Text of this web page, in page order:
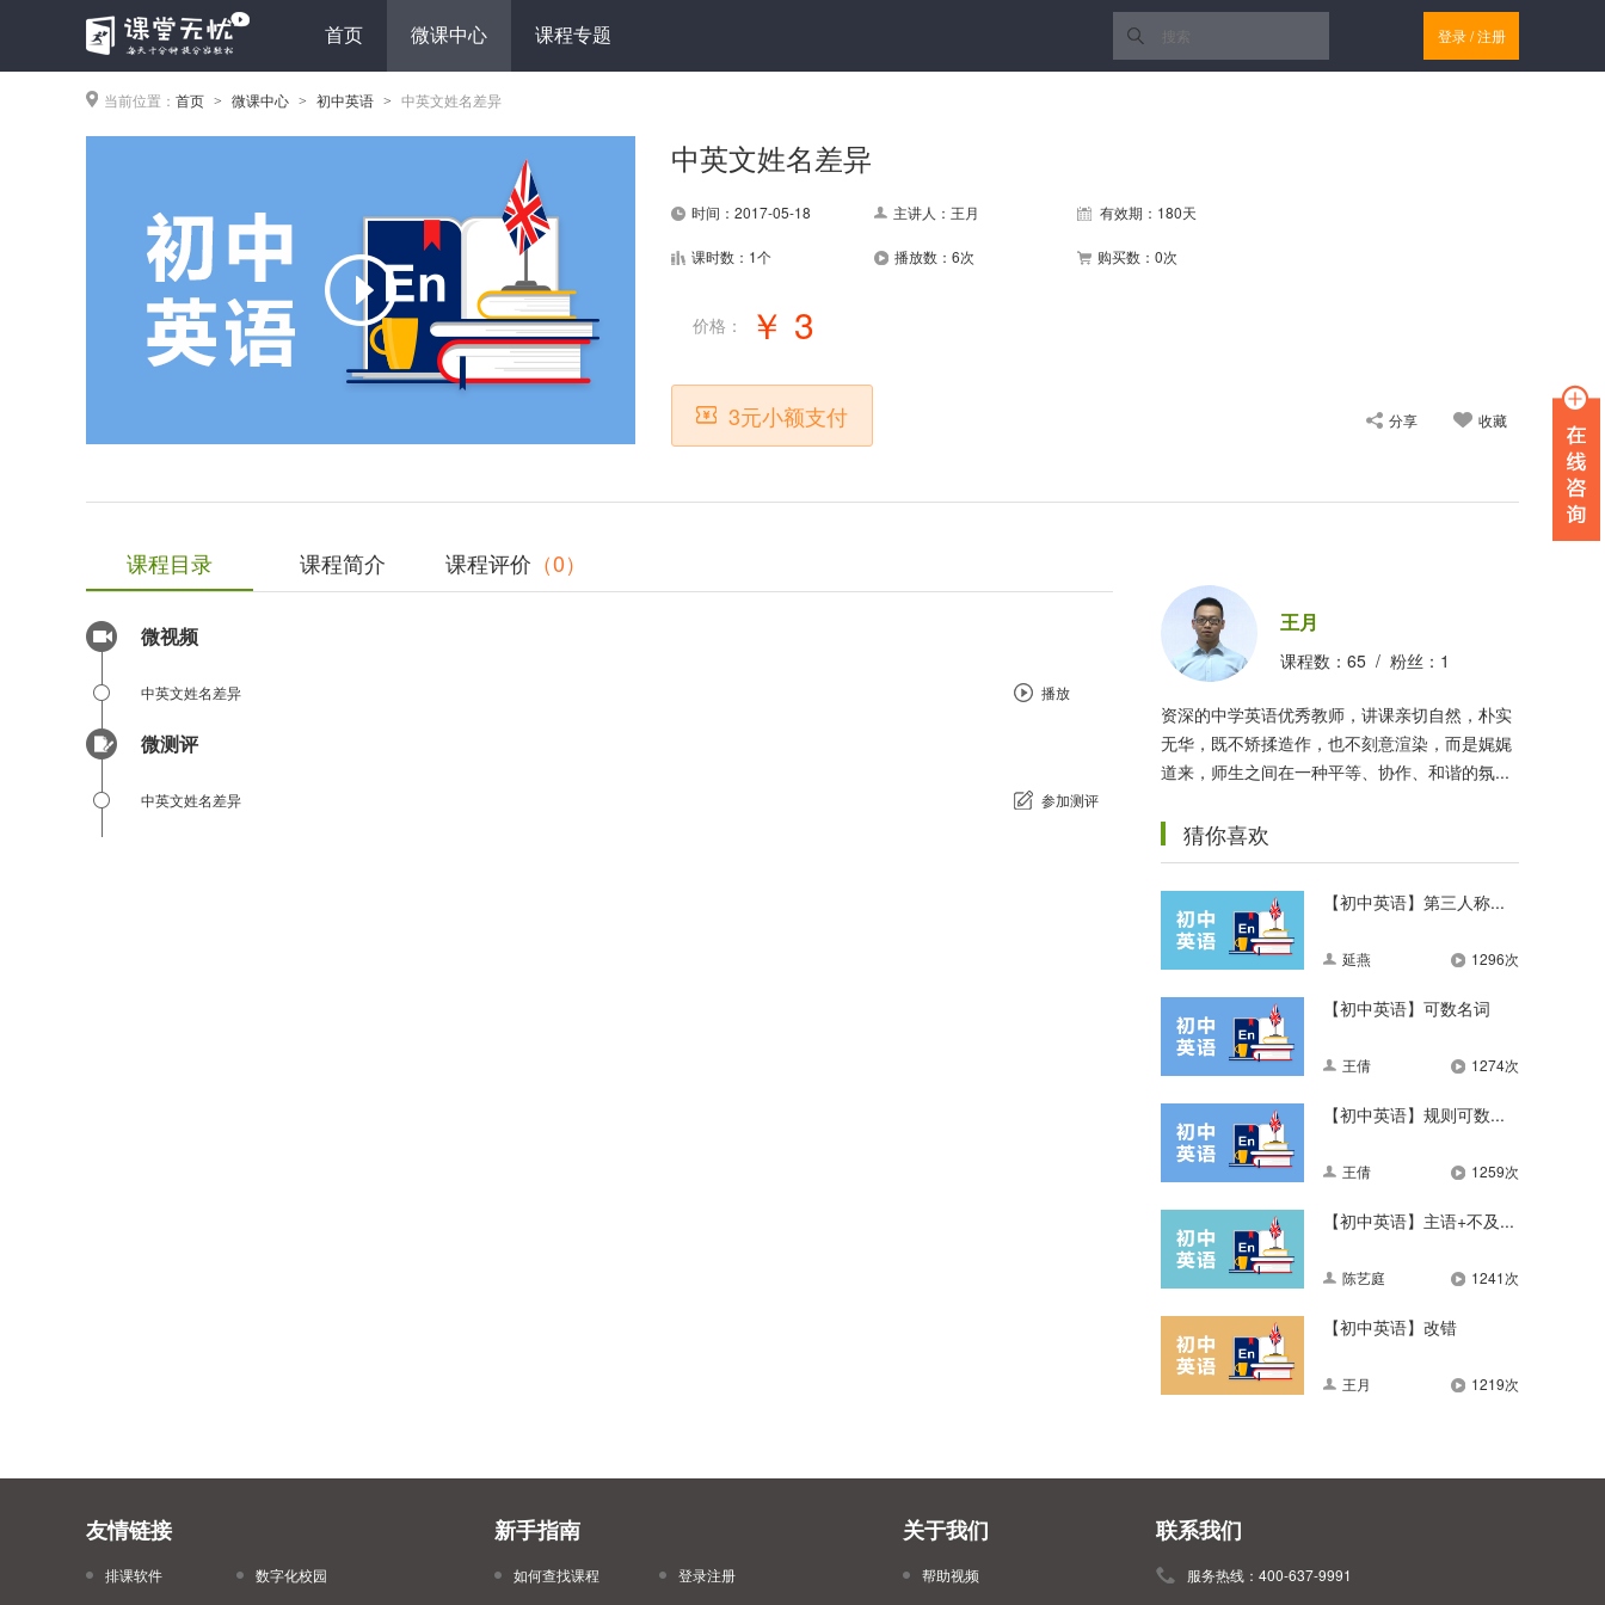
首页 微课中心 课程专题 登录/注册
当前位置： 首页 > 微课中心 > 初中英语 > 中英文姓名差异
中英文姓名差异
时间：2017-05-18 主讲人：王月 有效期：180天
课时数：1个 播放数：6次 购买数：0次
价格： ￥ 3
3元小额支付 收藏
分享
课程目录 课程简介 课程评价 （0）
微视频
中英文姓名差异 播放
微测评
中英文姓名差异 参加测评
王月
课程数： 65 / 粉丝： 1
资深的中学英语优秀教师，讲课亲切自然，朴实
无华，既不矫揉造作，也不刻意渲染，而是娓娓
道来，师生之间在一种平等、协作、和谐的氛...
猜你喜欢
【初中英语】第三人称...
延燕 1296次
【初中英语】可数名词
王倩 1274次
【初中英语】规则可数...
王倩 1259次
【初中英语】主语+不及...
陈艺庭 1241次
【初中英语】改错
王月 1219次
友情链接
排课软件
数字化校园
新手指南
如何查找课程
登录注册
关于我们
帮助视频
联系我们
服务热线：400-637-9991